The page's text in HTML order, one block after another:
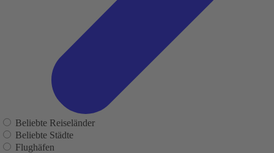
Beliebte Reiseländer
Beliebte Städte
Flughäfen